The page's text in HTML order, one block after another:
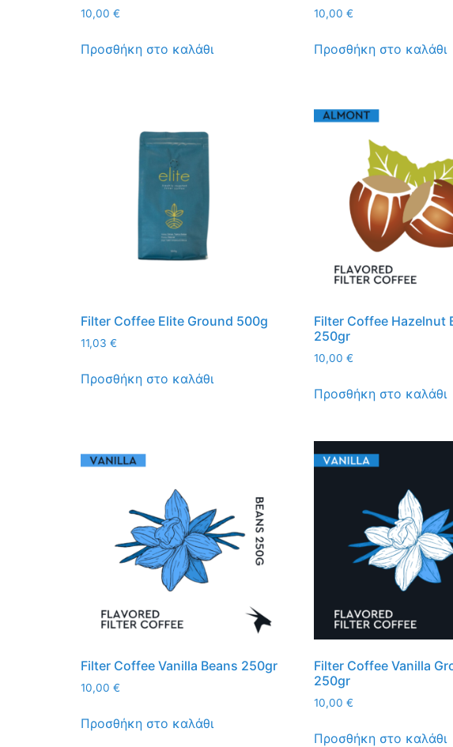
10,00 €
Προσθήκη στο καλάθι
10,00 €
Προσθήκη στο καλάθι
Filter Coffee Elite Ground 500g
11,03 €
Προσθήκη στο καλάθι
Filter Coffee Hazelnut
250gr
10,00 €
Προσθήκη στο καλάθι
Filter Coffee Vanilla Beans 250gr
10,00 €
Προσθήκη στο καλάθι
Filter Coffee Vanilla
250gr
10,00 €
Προσθήκη στο καλάθι